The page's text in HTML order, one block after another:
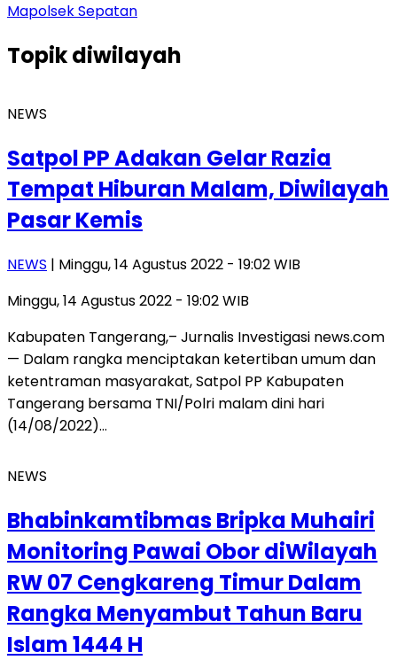
Mapolsek Sepatan
Topikdiwilayah
NEWS
Satpol PP Adakan Gelar Razia
Tempat Hiburan Malam, Diwilayah
Pasar Kemis
NEWS | Minggu, 14 Agustus 2022 - 19:02 WIB
Minggu, 14 Agustus 2022 - 19:02 WIB
Kabupaten Tangerang,– Jurnalis Investigasi news.com
— Dalam rangka menciptakan ketertiban umum dan
ketentraman masyarakat, Satpol PP Kabupaten
Tangerang bersama TNI/Polri malam dini hari
(14/08/2022)…
NEWS
Bhabinkamtibmas Bripka Muhairi
Monitoring Pawai Obor diWilayah
RW 07 Cengkareng Timur Dalam
Rangka Menyambut Tahun Baru
Islam 1444 H